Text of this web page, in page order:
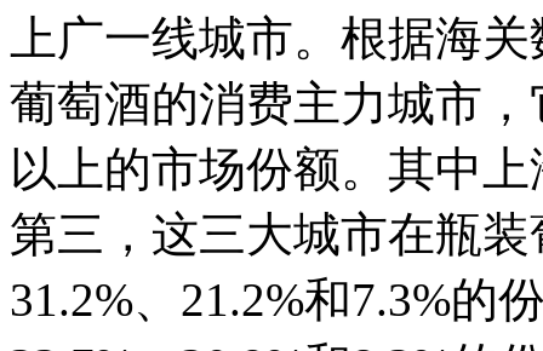
上广一线城市。根据海
葡萄酒的消费主力城市
以上的市场份额。其中
第三，这三大城市在瓶
31.2%、21.2%和7.3%的